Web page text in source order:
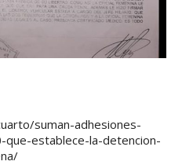
suman-adhesiones-
establece-la-detencion-